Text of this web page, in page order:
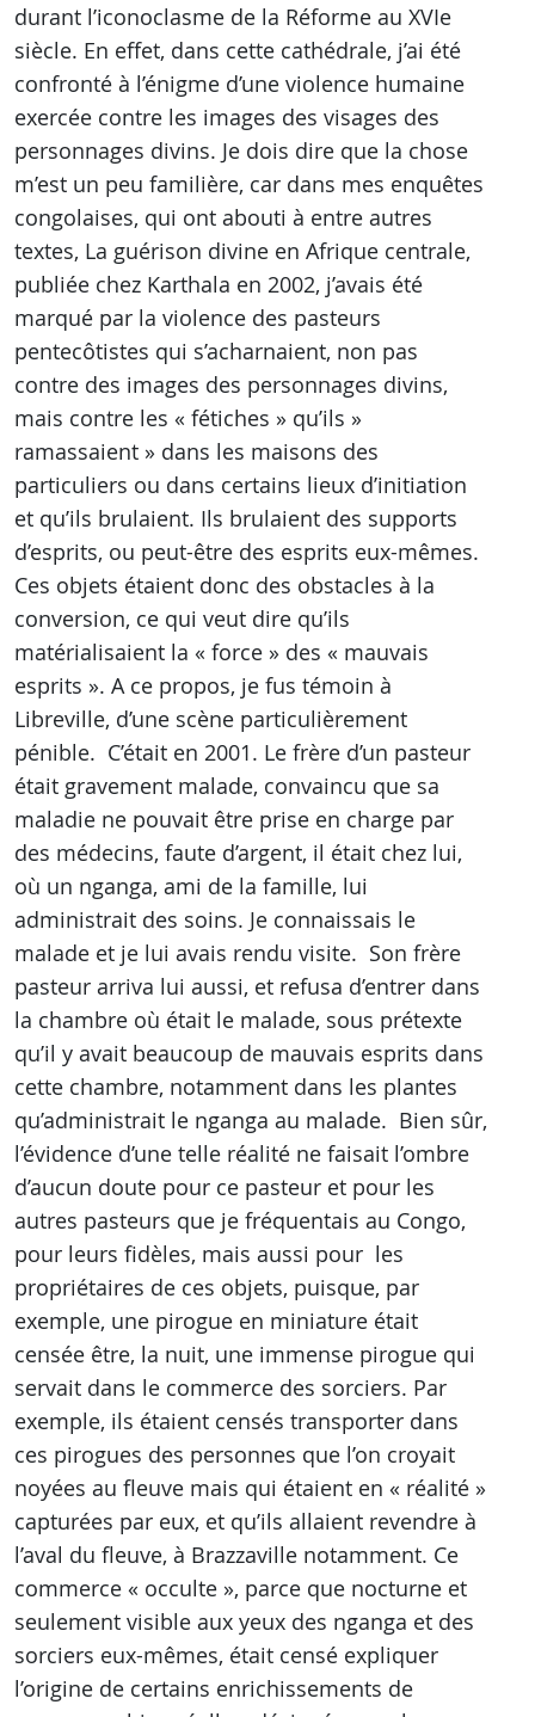
durant l’iconoclasme de la Réforme au XVIe
siècle. En effet, dans cette cathédrale, j’ai été
confronté à l’énigme d’une violence humaine
exercée contre les images des visages des
personnages divins. Je dois dire que la chose
m’est un peu familière, car dans mes enquêtes
congolaises, qui ont abouti à entre autres
textes, La guérison divine en Afrique centrale,
publiée chez Karthala en 2002, j’avais été
marqué par la violence des pasteurs
pentecôtistes qui s’acharnaient, non pas
contre des images des personnages divins,
mais contre les « fétiches » qu’ils »
ramassaient » dans les maisons des
particuliers ou dans certains lieux d’initiation
et qu’ils brulaient. Ils brulaient des supports
d’esprits, ou peut-être des esprits eux-mêmes.
Ces objets étaient donc des obstacles à la
conversion, ce qui veut dire qu’ils
matérialisaient la « force » des « mauvais
esprits ». A ce propos, je fus témoin à
Libreville, d’une scène particulièrement
pénible. C’était en 2001. Le frère d’un pasteur
était gravement malade, convaincu que sa
maladie ne pouvait être prise en charge par
des médecins, faute d’argent, il était chez lui,
où un nganga, ami de la famille, lui
administrait des soins. Je connaissais le
malade et je lui avais rendu visite. Son frère
pasteur arriva lui aussi, et refusa d’entrer dans
la chambre où était le malade, sous prétexte
qu’il y avait beaucoup de mauvais esprits dans
cette chambre, notamment dans les plantes
qu’administrait le nganga au malade. Bien sûr,
l’évidence d’une telle réalité ne faisait l’ombre
d’aucun doute pour ce pasteur et pour les
autres pasteurs que je fréquentais au Congo,
pour leurs fidèles, mais aussi pour les
propriétaires de ces objets, puisque, par
exemple, une pirogue en miniature était
censée être, la nuit, une immense pirogue qui
servait dans le commerce des sorciers. Par
exemple, ils étaient censés transporter dans
ces pirogues des personnes que l’on croyait
noyées au fleuve mais qui étaient en « réalité »
capturées par eux, et qu’ils allaient revendre à
l’aval du fleuve, à Brazzaville notamment. Ce
commerce « occulte », parce que nocturne et
seulement visible aux yeux des nganga et des
sorciers eux-mêmes, était censé expliquer
l’origine de certains enrichissements de